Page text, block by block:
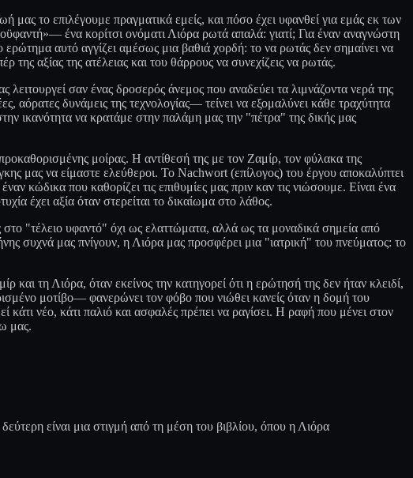
το επιλέγουμε πραγματικά εμείς, και πόσο έχει υφανθεί για εμάς εκ των
ένα κορίτσι ονόματι Λιόρα ρωτά απαλά: γιατί; Για έναν αναγνώστη
αυτό αγγίζει αμέσως μια βαθιά χορδή: το να ρωτάς δεν σημαίνει να
της αξίας της ατέλειας και του θάρρους να συνεχίζεις να ρωτάς.
σαν ένας δροσερός άνεμος που αναδεύει τα λιμνάζοντα νερά της
αόρατες δυνάμεις της τεχνολογίας— τείνει να εξομαλύνει κάθε τραχύτητα
ικανότητα να κρατάμε στην παλάμη μας την "πέτρα" της δικής μας
προκαθορισμένης μοίρας. Η αντίθεσή της με τον Ζαμίρ, τον φύλακα της
μας να είμαστε ελεύθεροι. Το Nachwort (επίλογος) του έργου αποκαλύπτει
κώδικα που καθορίζει τις επιθυμίες μας πριν καν τις νιώσουμε. Είναι ένα
έχει αξία όταν στερείται το δικαίωμα στο λάθος.
"τέλειο υφαντό" όχι ως ελαττώματα, αλλά ως τα μοναδικά σημεία από
συχνά μας πνίγουν, η Λιόρα μας προσφέρει μια "ιατρική" του πνεύματος: το
τη Λιόρα, όταν εκείνος την κατηγορεί ότι η ερώτησή της δεν ήταν κλειδί,
μοτίβο— φανερώνει τον φόβο που νιώθει κανείς όταν η δομή του
νέο, κάτι παλιό και ασφαλές πρέπει να ραγίσει. Η ραφή που μένει στον
μας.
είναι μια στιγμή από τη μέση του βιβλίου, όπου η Λιόρα